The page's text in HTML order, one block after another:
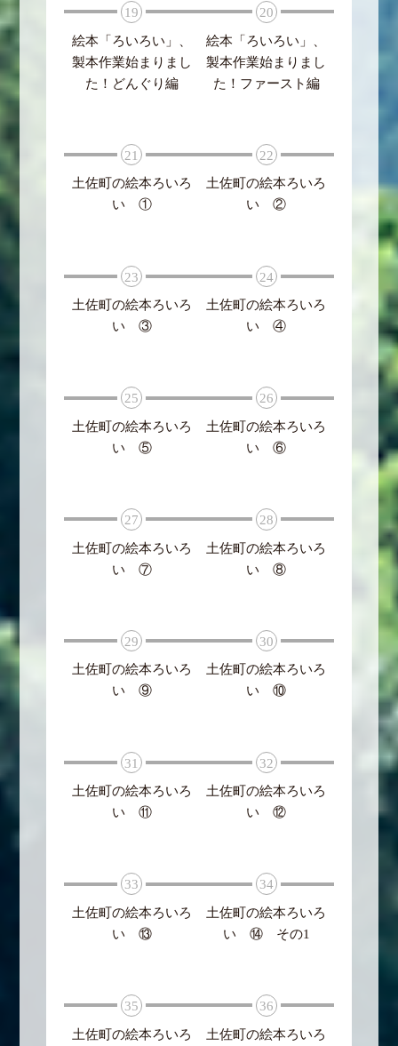
19
絵本「ろいろい」、
製本作業始まりまし
た！どんぐり編
20
絵本「ろいろい」、
製本作業始まりまし
た！ファースト編
21
土佐町の絵本ろいろ
い ①
22
土佐町の絵本ろいろ
い ②
23
土佐町の絵本ろいろ
い ③
24
土佐町の絵本ろいろ
い ④
25
土佐町の絵本ろいろ
い ⑤
26
土佐町の絵本ろいろ
い ⑥
27
土佐町の絵本ろいろ
い ⑦
28
土佐町の絵本ろいろ
い ⑧
29
土佐町の絵本ろいろ
い ⑨
30
土佐町の絵本ろいろ
い ⑩
31
土佐町の絵本ろいろ
い ⑪
32
土佐町の絵本ろいろ
い ⑫
33
土佐町の絵本ろいろ
い ⑬
34
土佐町の絵本ろいろ
い ⑭ その1
35
土佐町の絵本ろいろ
36
土佐町の絵本ろいろ